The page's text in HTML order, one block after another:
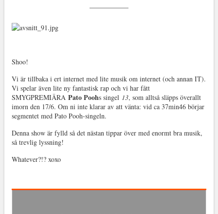
Shoo!
Vi är tillbaka i ert internet med lite musik om internet (och annan IT).
Vi spelar även lite ny fantastisk rap och vi har fått
SMYGPREMIÄRA Pato Poohs singel 13, som alltså släpps överallt
imorn den 17/6. Om ni inte klarar av att vänta: vid ca 37min46 börjar
segmentet med Pato Pooh-singeln.
Denna show är fylld så det nästan tippar över med enormt bra musik,
så trevlig lyssning!
Whatever?!? xoxo